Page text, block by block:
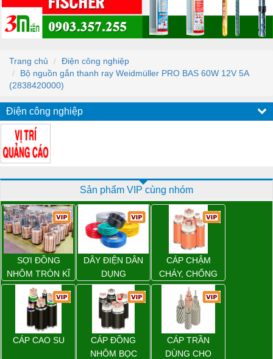
Trang chủ
Điện công nghiệp
Bộ nguồn gắn thanh ray Weidmüller PRO BAS 60W 12V 5A
(2838420000)
Điện công nghiệp
Sản phẩm VIP cùng nhóm
SỢI ĐỒNG
NHÔM TRÒN KĨ
THUẬT ĐIỆN
DÂY ĐIỆN DÂN
DỤNG
CÁP CHẬM
CHÁY, CHỐNG
CHÁY
CÁP CAO SU
CÁP ĐỒNG
NHÔM BỌC
CÁP TRẦN
DÙNG CHO